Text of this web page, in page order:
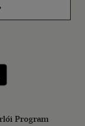
meg: Google
Program